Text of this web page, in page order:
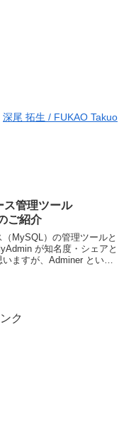
深尾 拓生 / FUKAO Takuo
ス管理ツール
ご紹介
MySQL）の管理ツールと
が知名度・シェアと
ますが、Adminer という
ク